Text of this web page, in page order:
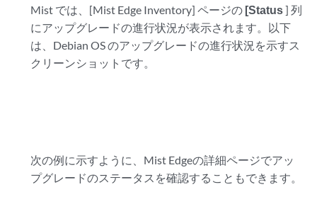
Mist では、[Mist Edge Inventory] ページの [Status] 列
にアップグレードの進行状況が表示されます。以下
は、Debian OS のアップグレードの進行状況を示すス
クリーンショットです。
次の例に示すように、Mist Edgeの詳細ページでアッ
プグレードのステータスを確認することもできます。